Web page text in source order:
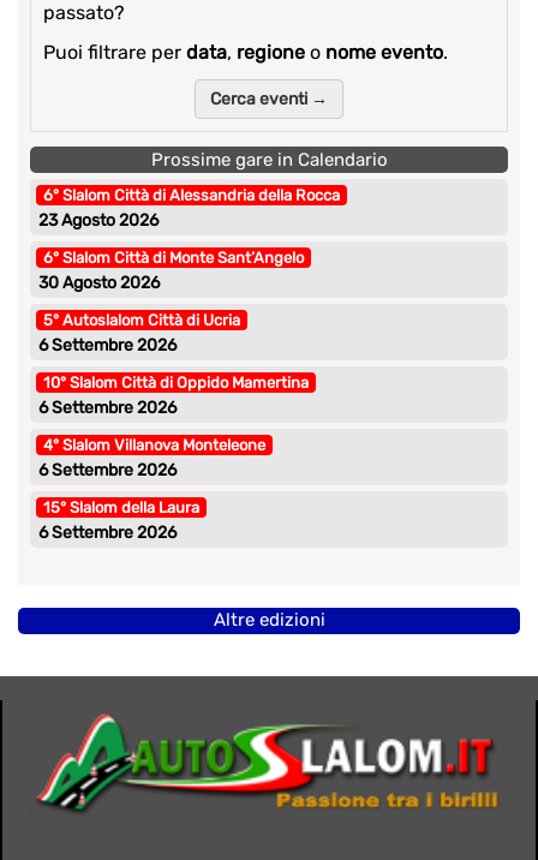
passato?
Puoi filtrare per data, regione o nome evento.
Cerca eventi →
Prossime gare in Calendario
6° Slalom Città di Alessandria della Rocca
23 Agosto 2026
6° Slalom Città di Monte Sant’Angelo
30 Agosto 2026
5° Autoslalom Città di Ucria
6 Settembre 2026
10° Slalom Città di Oppido Mamertina
6 Settembre 2026
4° Slalom Villanova Monteleone
6 Settembre 2026
15° Slalom della Laura
6 Settembre 2026
Altre edizioni